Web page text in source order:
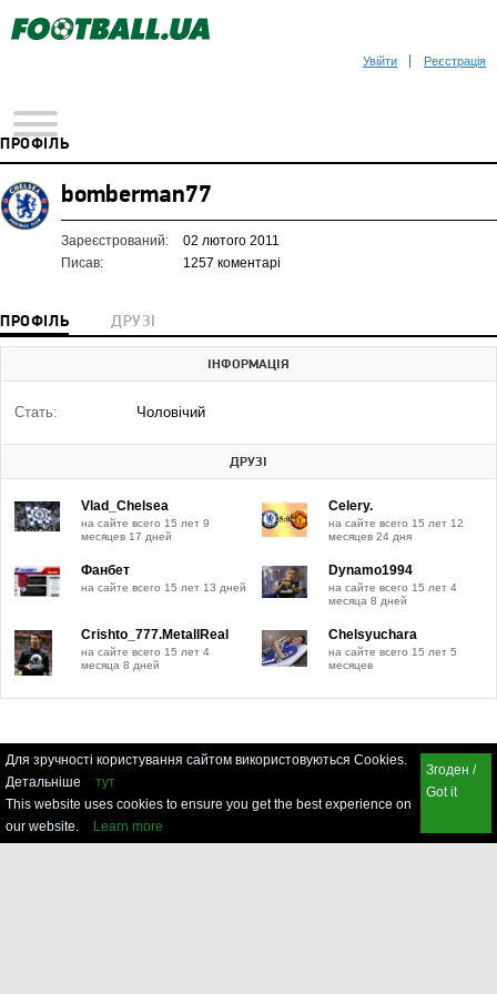
Увійти Реєстрація
ПРОФІЛЬ
bomberman77
Зареєстрований:
02 лютого 2011
Писав:
1257 коментарі
ПРОФІЛЬ ДРУЗІ
ІНФОРМАЦІЯ
Стать: Чоловічий
ДРУЗІ
Vlad_Chelsea
на сайте всего 15 лет 9
месяцев 17 дней
Celery.
на сайте всего 15 лет 12
месяцев 24 дня
Фанбет
на сайте всего 15 лет 13 дней
Dynamo1994
на сайте всего 15 лет 4
месяца 8 дней
Crishto_777.MetallReal
на сайте всего 15 лет 4
месяца 8 дней
Chelsyuchara
на сайте всего 15 лет 5
месяцев
Для зручності користування сайтом використовуються Cookies.
Детальніше
тут
This website uses cookies to ensure you get the best experience on
our website.
Learn more
Згоден /
Got it